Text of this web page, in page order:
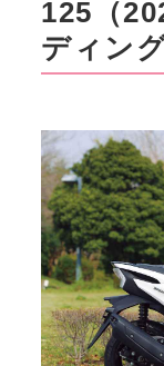
125（
ディン